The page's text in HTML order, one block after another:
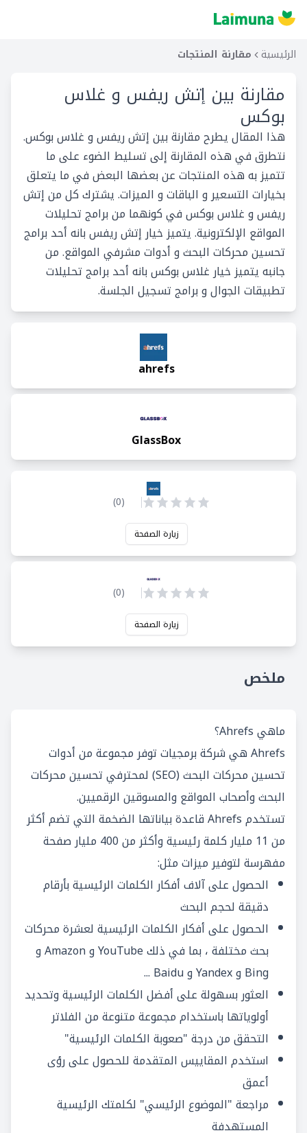
الرئيسية مقارنة المنتجات
مقارنة بين إتش ريفس و غلاس
بوكس
هذا المقال يطرح مقارنة بين إتش ريفس و غلاس بوكس.
نتطرق في هذه المقارنة إلى تسليط الضوء على ما
تتميز به هذه المنتجات عن بعضها البعض في ما يتعلق
بخيارات التسعير و الباقات و الميزات. يشترك كل من إتش
ريفس و غلاس بوكس في كونهما من برامج تحليلات
المواقع الإلكترونية. يتميز خيار إتش ريفس بانه أحد برامج
تحسين محركات البحث و أدوات مشرفي المواقع. من
جانبه يتميز خيار غلاس بوكس بانه أحد برامج تحليلات
تطبيقات الجوال و برامج تسجيل الجلسة.
ahrefs
GlassBox
(
0
)
زيارة الصفحة
(
0
)
زيارة الصفحة
ملخص
ماهي Ahrefs؟
Ahrefs هي شركة برمجيات توفر مجموعة من أدوات
تحسين محركات البحث (SEO) لمحترفي تحسين محركات
البحث وأصحاب المواقع والمسوقين الرقميين.
تستخدم Ahrefs قاعدة بياناتها الضخمة التي تضم أكثر
من 11 مليار كلمة رئيسية وأكثر من 400 مليار صفحة
مفهرسة لتوفير ميزات مثل:
الحصول على آلاف أفكار الكلمات الرئيسية بأرقام
دقيقة لحجم البحث
الحصول على أفكار الكلمات الرئيسية لعشرة محركات
بحث مختلفة ، بما في ذلك YouTube و Amazon و
Bing و Yandex و Baidu ...
العثور بسهولة على أفضل الكلمات الرئيسية وتحديد
أولوياتها باستخدام مجموعة متنوعة من الفلاتر
التحقق من درجة "صعوبة الكلمات الرئيسية"
استخدم المقاييس المتقدمة للحصول على رؤى
أعمق
مراجعة "الموضوع الرئيسي" لكلمتك الرئيسية
المستهدفة